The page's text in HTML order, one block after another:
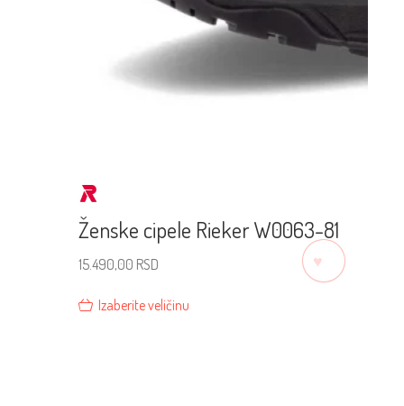
Ženske cipele Rieker W0063-81
15.490,00 RSD
Izaberite veličinu